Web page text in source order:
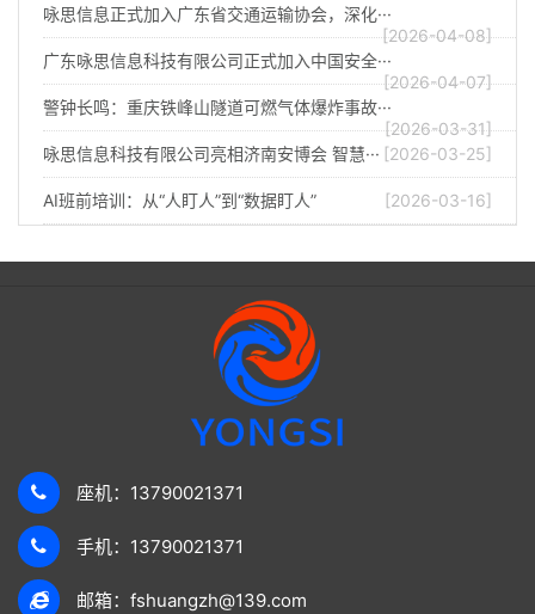
咏思信息正式加入广东省交通运输协会，深化···
[2026-04-08]
广东咏思信息科技有限公司正式加入中国安全···
[2026-04-07]
警钟长鸣：重庆铁峰山隧道可燃气体爆炸事故···
[2026-03-31]
咏思信息科技有限公司亮相济南安博会 智慧··· [2026-03-25]
AI班前培训：从“人盯人”到“数据盯人” [2026-03-16]
座机：13790021371
手机：13790021371
邮箱：fshuangzh@139.com